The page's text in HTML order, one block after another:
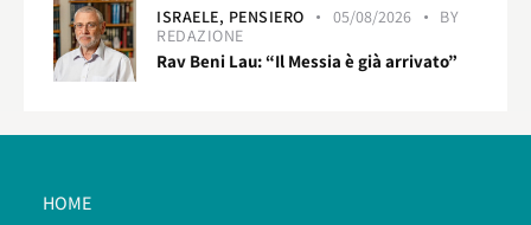
ISRAELE, PENSIERO 05/08/2026
BY
REDAZIONE
Rav Beni Lau: “Il Messia è già arrivato”
HOME